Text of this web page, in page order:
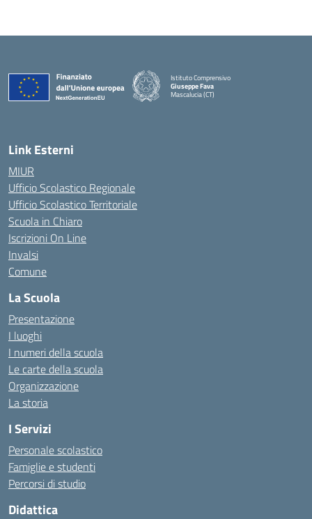
Istituto Comprensivo
Giuseppe Fava
Mascalucia (CT)
Link Esterni
MIUR
Ufficio Scolastico Regionale
Ufficio Scolastico Territoriale
Scuola in Chiaro
Iscrizioni On Line
Invalsi
Comune
La Scuola
Presentazione
I luoghi
I numeri della scuola
Le carte della scuola
Organizzazione
La storia
I Servizi
Personale scolastico
Famiglie e studenti
Percorsi di studio
Didattica